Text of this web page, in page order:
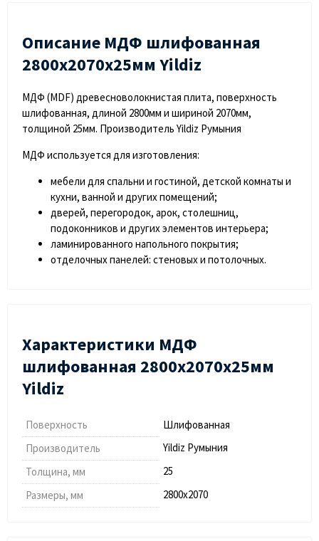
Описание МДФ шлифованная
2800х2070х25мм Yildiz
МДФ (MDF) древесноволокнистая плита, поверхность
шлифованная, длиной 2800мм и шириной 2070мм,
толщиной 25мм. Производитель Yildiz Румыния
МДФ используется для изготовления:
мебели для спальни и гостиной, детской комнаты и
кухни, ванной и других помещений;
дверей, перегородок, арок, столешниц,
подоконников и других элементов интерьера;
ламинированного напольного покрытия;
отделочных панелей: стеновых и потолочных.
Характеристики МДФ
шлифованная 2800х2070х25мм
Yildiz
Поверхность
Шлифованная
Производитель
Yildiz Румыния
Толщина, мм
25
Размеры, мм
2800х2070